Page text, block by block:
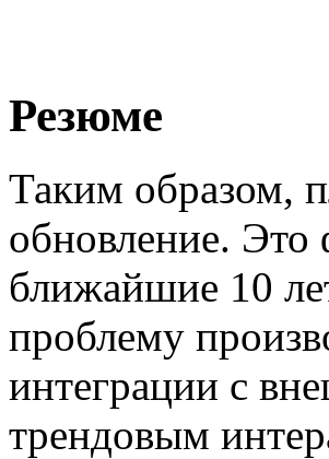
Резюме
Таким образом,
обновление. Это
ближайшие 10
проблему
интеграции с
трендовым